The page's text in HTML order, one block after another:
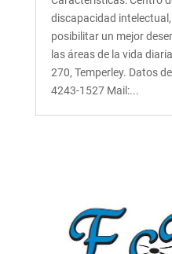
discapacidad
posibilitar un mejor
las áreas de la vida
270, Temperley. Datos
4243-1527 Mail:...